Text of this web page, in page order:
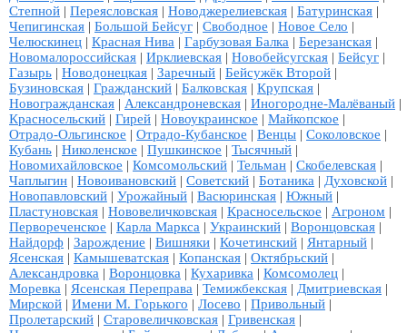
Степной | Переясловская | Новоджерелиевская | Батуринская |
Чепигинская | Большой Бейсуг | Свободное | Новое Село |
Челюскинец | Красная Нива | Гарбузовая Балка | Березанская |
Новомалороссийская | Ирклиевская | Новобейсугская | Бейсуг |
Газырь | Новодонецкая | Заречный | Бейсужёк Второй |
Бузиновская | Гражданский | Балковская | Крупская |
Новогражданская | Александроневская | Иногородне-Малёваный |
Красносельский | Гирей | Новоукраинское | Майкопское |
Отрадо-Ольгинское | Отрадо-Кубанское | Венцы | Соколовское |
Кубань | Николенское | Пушкинское | Тысячный |
Новомихайловское | Комсомольский | Тельман | Скобелевская |
Чаплыгин | Новоивановский | Советский | Ботаника | Духовской |
Новопавловский | Урожайный | Васюринская | Южный |
Пластуновская | Нововеличковская | Красносельское | Агроном |
Первореченское | Карла Маркса | Украинский | Воронцовская |
Найдорф | Зарождение | Вишняки | Кочетинский | Янтарный |
Ясенская | Камышеватская | Копанская | Октябрьский |
Александровка | Воронцовка | Кухаривка | Комсомолец |
Моревка | Ясенская Переправа | Темижбекская | Дмитриевская |
Мирской | Имени М. Горького | Лосево | Привольный |
Пролетарский | Старовеличковская | Гривенская |